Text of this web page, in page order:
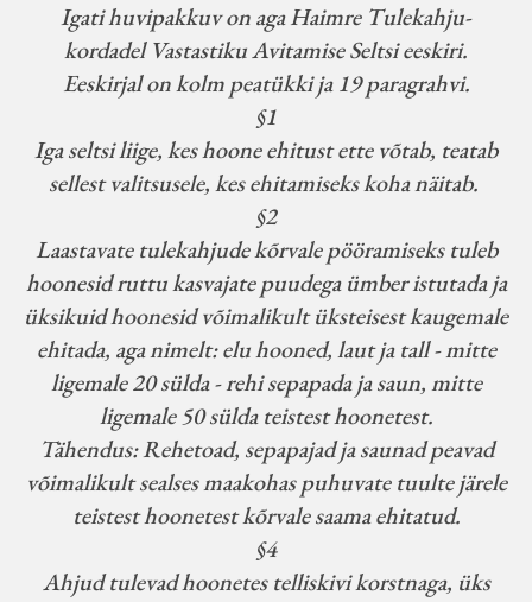
Igati huvipakkuv on aga Haimre Tulekahju-
kordadel Vastastiku Avitamise Seltsi eeskiri.
Eeskirjal on kolm peatükki ja 19 paragrahvi.
§1
Iga seltsi liige, kes hoone ehitust ette võtab, teatab
sellest valitsusele, kes ehitamiseks koha näitab.
§2
Laastavate tulekahjude kõrvale pööramiseks tuleb
hoonesid ruttu kasvajate puudega ümber istutada ja
üksikuid hoonesid võimalikult üksteisest kaugemale
ehitada, aga nimelt: elu hooned, laut ja tall - mitte
ligemale 20 sülda - rehi sepapada ja saun, mitte
ligemale 50 sülda teistest hoonetest.
Tähendus: Rehetoad, sepapajad ja saunad peavad
võimalikult sealses maakohas puhuvate tuulte järele
teistest hoonetest kõrvale saama ehitatud.
§4
Ahjud tulevad hoonetes telliskivi korstnaga, üks